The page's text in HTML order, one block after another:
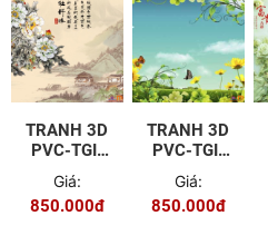
TRANH 3D
PVC-TGI-
ZS-P006
Giá:
850.000đ
TRANH 3D
PVC-TGI-
FJ-P007
Giá:
850.000đ